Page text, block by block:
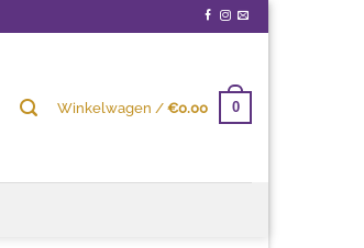
Winkelwagen /€0.00 0